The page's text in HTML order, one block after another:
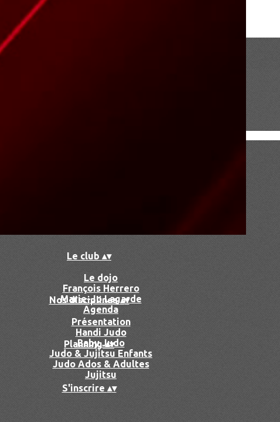
Le club ▴▾
Le dojo
François Herrero
Marie-Jo Lagarde
Agenda
Nos disciplines▴▾
Présentation
Handi Judo
Baby Judo
Judo & Jujitsu Enfants
Judo Ados & Adultes
Jujitsu
Planning▴▾
S'inscrire ▴▾